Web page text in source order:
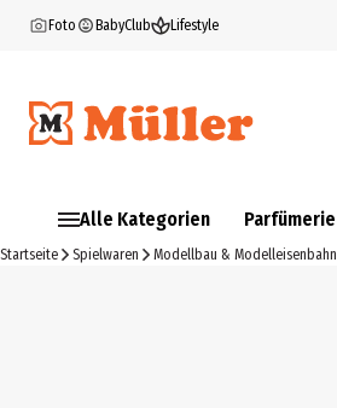
Foto BabyClub Lifestyle
Alle Kategorien Parfümerie
Startseite Spielwaren Modellbau & Modelleisenbahn